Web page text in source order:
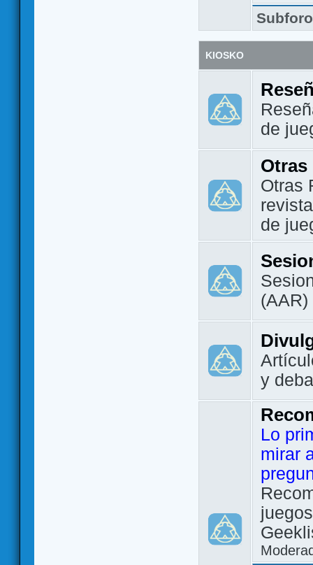
KIOSKO
de
Otras
Otras
de
(AAR)
y
Lo
mirar